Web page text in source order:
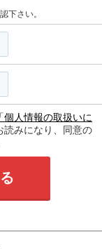
下さい。
「個人情報の取扱いに
読みになり、同意の